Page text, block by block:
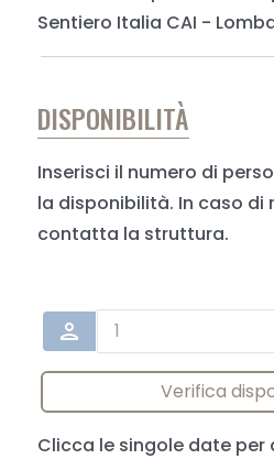
Sentiero Italia CAI -
DISPONIBILITÀ
Inserisci il numero di
la disponibilità. In caso
contatta la struttura.
person
Verifica
Clicca le singole date per